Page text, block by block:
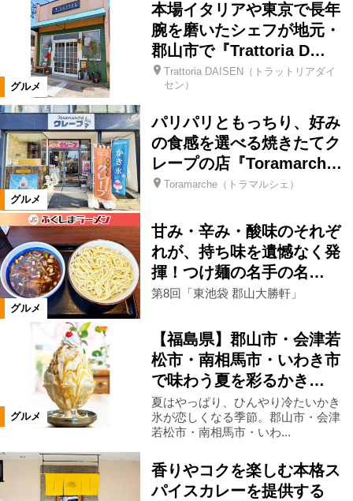
会津若松市 南相馬市 いわき市
会津エリア 浜通りエリア
三春町 富岡町 柳津町
本宮市 楢葉町 猪苗代町
須賀川市 湯川村 会津坂下町
北塩原村 喜多方市 田村市
白河市 県南エリア 西郷村
会津美里町 大熊町 相馬市
玉川村 大玉村 鏡石町
石川町 浅川町 川俣町
グルメ
本場イタリアや東京で長年
腕を磨いたシェフが地元・
郡山市で『Trattoria D…
Trattoria DAISEN（トラットリアダイ
セン）
グルメ
パリパリともっちり、好み
の食感を選べる焼きたてク
レープの店『Toramarch…
Toramarche（トラマルシェ）
グルメ
甘み・辛み・酸味のそれぞ
れが、持ち味を遺憾なく発
揮！つけ麺の名手の名…
第8回「東池袋 郡山大勝軒」
グルメ
【福島県】郡山市・会津若
松市・南相馬市・いわき市
で味わう夏を彩るかき…
夏はやっぱり、ひんやり冷たいかき
氷が恋しくなる季節。郡山市・会津
若松市・南相馬市・いわ...
香りやコクを楽しむ本格ス
パイスカレーを提供する